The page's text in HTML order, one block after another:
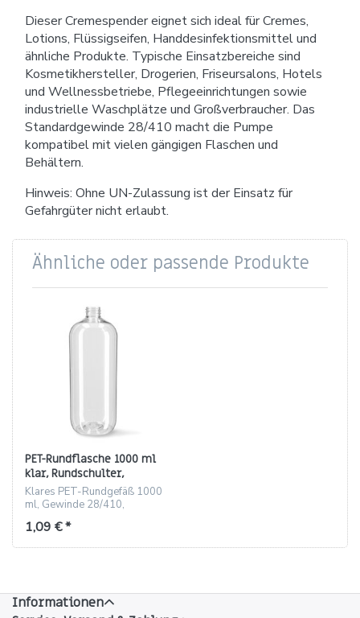
Dieser Cremespender eignet sich ideal für Cremes,
Lotions, Flüssigseifen, Handdesinfektionsmittel und
ähnliche Produkte. Typische Einsatzbereiche sind
Kosmetikhersteller, Drogerien, Friseursalons, Hotels
und Wellnessbetriebe, Pflegeeinrichtungen sowie
industrielle Waschplätze und Großverbraucher. Das
Standardgewinde 28/410 macht die Pumpe
kompatibel mit vielen gängigen Flaschen und
Behältern.
Hinweis: Ohne UN-Zulassung ist der Einsatz für
Gefahrgüter nicht erlaubt.
Ähnliche oder passende Produkte
PET-Rundflasche 1000 ml
klar, Rundschulter,
Gewinde 28/410
Klares PET-Rundgefäß 1000
ml, Gewinde 28/410,
St./Karton
1,09 € *
Informationen